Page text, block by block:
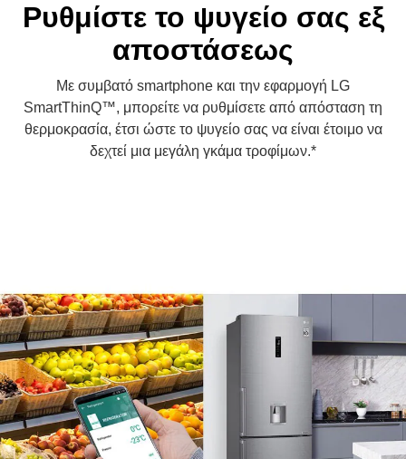
Ρυθμίστε το ψυγείο σας εξ
αποστάσεως
Με συμβατό smartphone και την εφαρμογή LG
SmartThinQ™, μπορείτε να ρυθμίσετε από απόσταση τη
θερμοκρασία, έτσι ώστε το ψυγείο σας να είναι έτοιμο να
δεχτεί μια μεγάλη γκάμα τροφίμων.*